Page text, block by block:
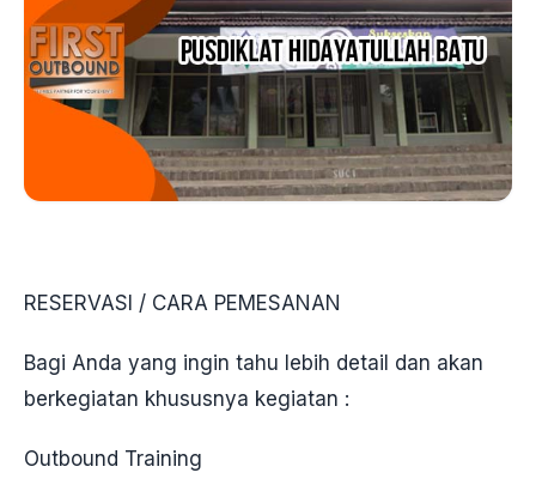
RESERVASI / CARA PEMESANAN
Bagi Anda yang ingin tahu lebih detail dan akan
berkegiatan khususnya kegiatan :
Outbound Training